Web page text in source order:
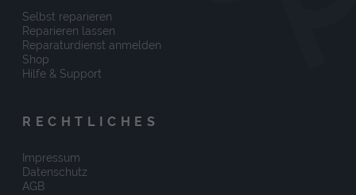
Selbst reparieren
Reparieren lassen
Reparaturdienst anmelden
Shop
Hilfe & Support
RECHTLICHES
Impressum
Datenschutz
AGB